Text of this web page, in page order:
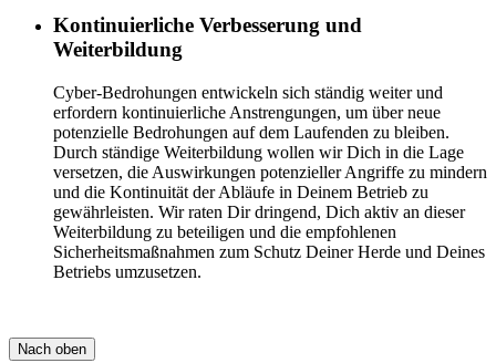
Kontinuierliche Verbesserung und
Weiterbildung
Cyber-Bedrohungen entwickeln sich ständig weiter und
erfordern kontinuierliche Anstrengungen, um über neue
potenzielle Bedrohungen auf dem Laufenden zu bleiben.
Durch ständige Weiterbildung wollen wir Dich in die Lage
versetzen, die Auswirkungen potenzieller Angriffe zu mindern
und die Kontinuität der Abläufe in Deinem Betrieb zu
gewährleisten. Wir raten Dir dringend, Dich aktiv an dieser
Weiterbildung zu beteiligen und die empfohlenen
Sicherheitsmaßnahmen zum Schutz Deiner Herde und Deines
Betriebs umzusetzen.
Nach oben